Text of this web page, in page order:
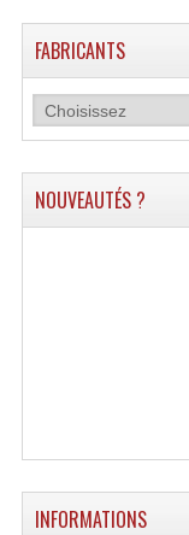
FABRICANTS
NOUVEAUTÉS ?
INFORMATIONS